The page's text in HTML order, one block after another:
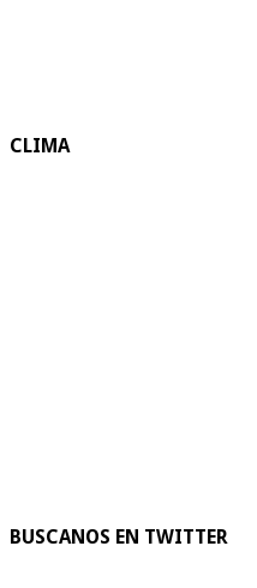
CLIMA
BUSCANOS EN TWITTER